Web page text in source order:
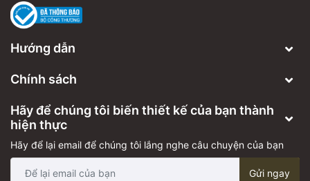
Hướng dẫn
Chính sách
Hãy để chúng tôi biến thiết kế của bạn thành
hiện thực
Hãy để lại email để chúng tôi lắng nghe câu chuyện của bạn
Gửi ngay